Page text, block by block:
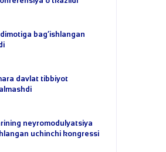
bag‘ishlangan
davlat tibbiyot
neyromodulyatsiya
uchinchi kongressi